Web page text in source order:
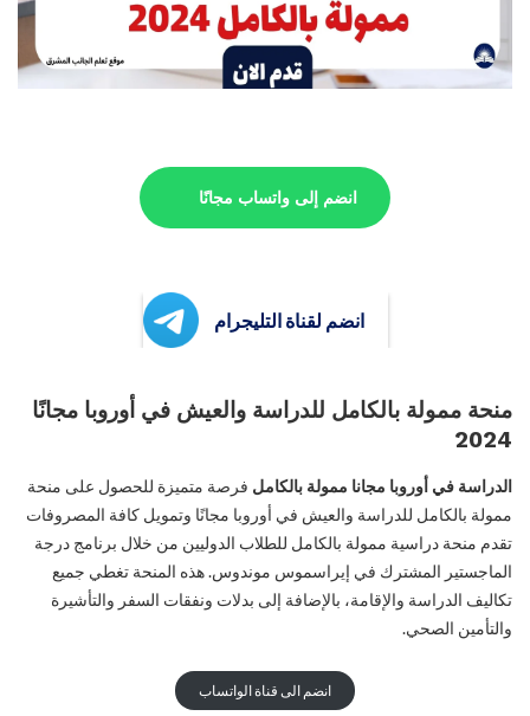
انضم إلى واتساب مجانًا
انضم لقناة التليجرام
منحة ممولة بالكامل للدراسة والعيش في أوروبا مجانًا
2024
الدراسة في أوروبا مجانا ممولة بالكامل فرصة متميزة للحصول على منحة
ممولة بالكامل للدراسة والعيش في أوروبا مجانًا وتمويل كافة المصروفات
تقدم منحة دراسية ممولة بالكامل للطلاب الدوليين من خلال برنامج درجة
الماجستير المشترك في إيراسموس موندوس. هذه المنحة تغطي جميع
تكاليف الدراسة والإقامة، بالإضافة إلى بدلات ونفقات السفر والتأشيرة
والتأمين الصحي.
انضم الى قناة الواتساب